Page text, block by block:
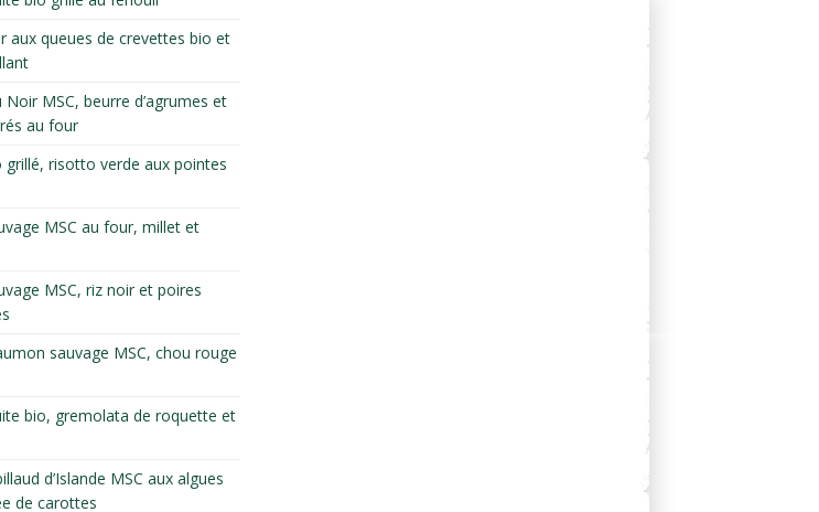
aux queues de crevettes bio et
MSC, beurre d’agrumes et
au four
grillé, risotto verde aux pointes
MSC au four, millet et
MSC, riz noir et poires
sauvage MSC, chou rouge
bio, gremolata de roquette et
d’Islande MSC aux algues
de carottes